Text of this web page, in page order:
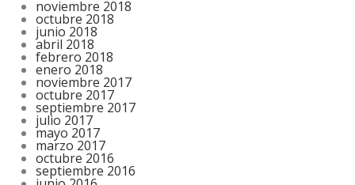
noviembre 2018
octubre 2018
junio 2018
abril 2018
febrero 2018
enero 2018
noviembre 2017
octubre 2017
septiembre 2017
julio 2017
mayo 2017
marzo 2017
octubre 2016
septiembre 2016